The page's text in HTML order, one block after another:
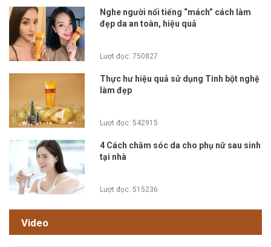
Nghe người nổi tiếng “mách” cách làm
đẹp da an toàn, hiệu quả
Lượt đọc: 750827
Thực hư hiệu quả sử dụng Tinh bột nghệ
làm đẹp
Lượt đọc: 542915
4 Cách chăm sóc da cho phụ nữ sau sinh
tại nhà
Lượt đọc: 515236
Video